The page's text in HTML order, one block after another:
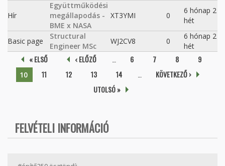
Hír
Együttműködési
megállapodás -
BME x NASA
XT3YMI 0
6 hónap 2
hét
Basic page
Structural
Engineer MSc
WJ2CV8 0
6 hónap 2
hét
Oldalak
« ELSŐ ‹ ELŐZŐ 6 7 8 9
10 11 12 13 14
KÖVETKEZŐ ›
UTOLSÓ »
FELVÉTELI INFORMÁCIÓ